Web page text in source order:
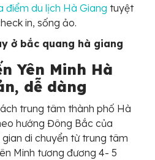
điểm du lịch Hà Giang tuyệt
in, sống ảo.
ở bắc quang hà giang
Yên Minh Hà
dễ dàng
trung tâm thành phố Hà
hướng Đông Bắc của
di chuyển từ trung tâm
Minh tương đương 4- 5